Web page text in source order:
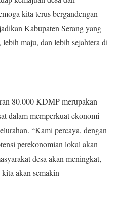
kita terus bergandengan
Kabupaten Serang yang
maju, dan lebih sejahtera di
80.000 KDMP merupakan
dalam memperkuat ekonomi
“Kami percaya, dengan
perekonomian lokal akan
desa akan meningkat,
akan semakin